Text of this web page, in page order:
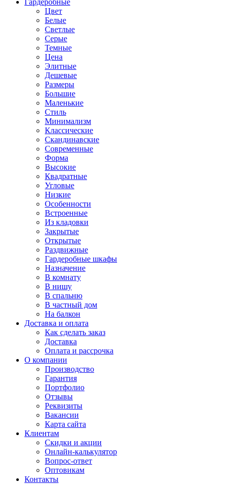
Гардеробные
Цвет
Белые
Светлые
Серые
Темные
Цена
Элитные
Дешевые
Размеры
Большие
Маленькие
Стиль
Минимализм
Классические
Скандинавские
Современные
Форма
Высокие
Квадратные
Угловые
Низкие
Особенности
Встроенные
Из кладовки
Закрытые
Открытые
Раздвижные
Гардеробные шкафы
Назначение
В комнату
В нишу
В спальню
В частный дом
На балкон
Доставка и оплата
Как сделать заказ
Доставка
Оплата и рассрочка
О компании
Производство
Гарантия
Портфолио
Отзывы
Реквизиты
Вакансии
Карта сайта
Клиентам
Скидки и акции
Онлайн-калькулятор
Вопрос-ответ
Оптовикам
Контакты